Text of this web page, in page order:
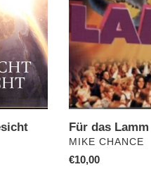
Für das Lamm
VERKÄUFER
MIKE CHANCE
Normaler
€10,00